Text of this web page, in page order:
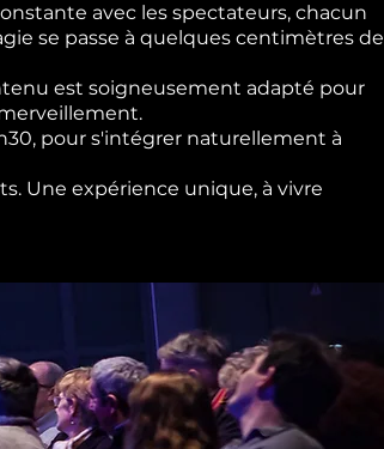
avec les spectateurs, chacun
se passe à quelques centimètres de
est soigneusement adapté pour
pour s'intégrer naturellement à
Une expérience unique, à vivre